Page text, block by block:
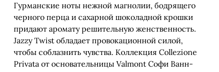
Гурманские ноты нежной магнолии, бодрящего
черного перца и сахарной шоколадной крошки
придают аромату решительную женственность.
Jazzy Twist обладает провокационной силой,
чтобы соблазнить чувства. Коллекция Collezione
Privata от основательницы Valmont Софи Ванн-